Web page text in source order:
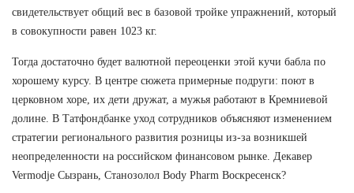
свидетельствует общий вес в базовой тройке упражнений, который
в совокупности равен 1023 кг.
Тогда достаточно будет валютной переоценки этой кучи бабла по
хорошему курсу. В центре сюжета примерные подруги: поют в
церковном хоре, их дети дружат, а мужья работают в Кремниевой
долине. В Татфондбанке уход сотрудников объясняют изменением
стратегии регионального развития розницы из-за возникшей
неопределенности на российском финансовом рынке. Декавер
Vermodje Сызрань, Станозолол Body Pharm Воскресенск?